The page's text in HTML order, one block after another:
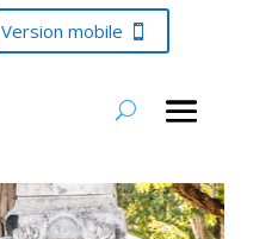
Version mobile